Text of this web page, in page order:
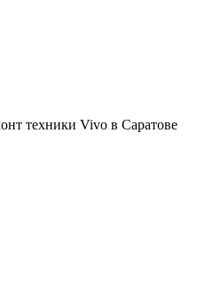
техники Vivo в Саратове